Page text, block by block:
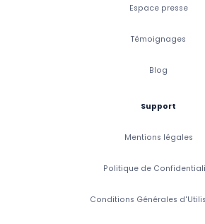
Espace presse
Témoignages
Blog
Support
Mentions légales
Politique de
Conditions Générales